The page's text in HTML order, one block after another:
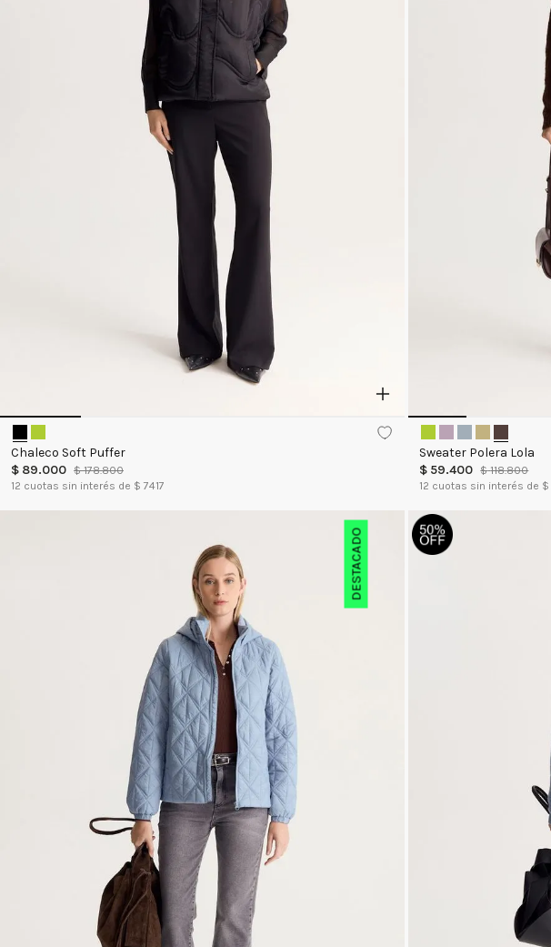
Chaleco Soft Puffer
$ 89.000 $ 178.800
12 cuotas sin interés de $ 7417
Sweater Polera Lola
$ 59.400 $ 118.800
12 cuotas sin interés de $
DESTACADO